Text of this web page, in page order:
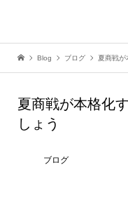
Blog ブログ 夏商戦が
夏商戦が本格化
しょう
ブログ